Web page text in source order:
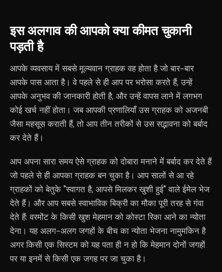
इस अलगाव की आपको क्या कीमत चुकानी
पड़ती है
आपके व्यवसाय में सबसे मूल्यवान ग्राहक वह होता है जो बार-बार
आपके पास आता है। वे पहले से ही आप पर भरोसा करते हैं, उन्हें
आपके अनुभव की जानकारी होती है, और उन्हें वापस लाने में लगभग
कोई खर्च नहीं होता। जब आपकी प्रणालियाँ उस ग्राहक को अजनबी
जैसा महसूस कराती हैं, तो आप तीन तरीकों से उस सद्भावना को बर्बाद
कर देते हैं।
आप अपना सारा समय ऐसे ग्राहक को दोबारा मनाने में बर्बाद कर देते हैं
जो पहले से ही आपका ग्राहक बन चुका है। आप सालों से आ रहे
ग्राहकों को बेतुके "स्वागत है, आपसे मिलकर खुशी हुई" वाले ईमेल भेज
देते हैं। और आप सबसे स्वाभाविक बिक्री का मौका पूरी तरह से गंवा
देते हैं: वरमोंट के किसी खुश मेहमान को कोस्टा रिका आने का न्योता
देना। यह अलग-अलग जगहों के बीच का न्योता भेजना नामुमकिन है
अगर किसी एक सिस्टम को यह पता ही न हो कि मेहमान दोनों जगहों
पर या इनमें से किसी एक जगह पर जा चुका है।